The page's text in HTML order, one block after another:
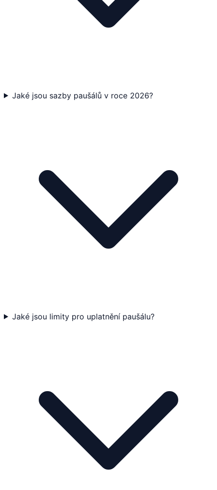
Jaké jsou sazby paušálů v roce 2026?
Jaké jsou limity pro uplatnění paušálu?